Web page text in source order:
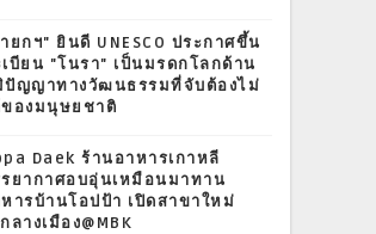
ยกฯ" ยินดี UNESCO ประกาศขึ้น
บียน "โนรา" เป็นมรดกโลกด้าน
ญญาทางวัฒนธรรมที่จับต้องไม่
องมนุษยชาติ
Daek ร้านอาหารเกาหลี
ยากาศอบอุ่นเหมือนมาทาน
ารบ้านโอปป้า เปิดสาขาใหม่
ลางเมือง@MBK